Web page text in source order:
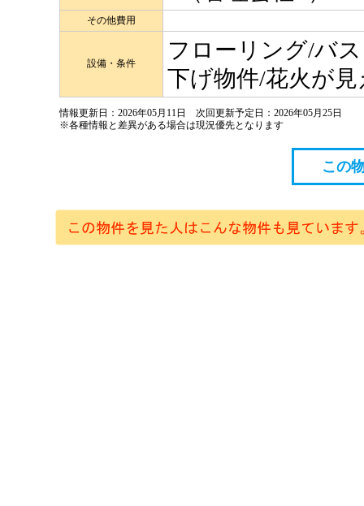
その他費用
設備・条件
フローリング/バ
下げ物件/花火が
情報更新日：2026年05月11日 次回更新予定日：2026年05月25日
※各種情報と差異がある場合は現況優先となります